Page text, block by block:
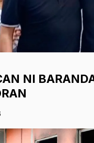
NI